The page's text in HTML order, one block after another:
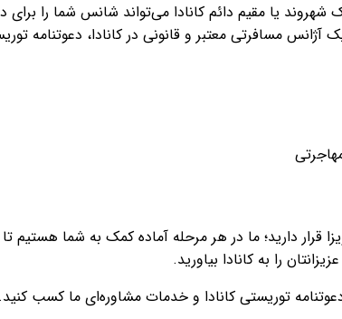
شهروند یا مقیم دائم کانادا می‌تواند شانس شما را
آژانس مسافرتی معتبر و قانونی در کانادا، دعوتنامه
قرار دارید؛ ما در هر مرحله آماده کمک به شما
را به کانادا بیاورید.
توریستی کانادا و خدمات مشاوره‌ای ما کسب